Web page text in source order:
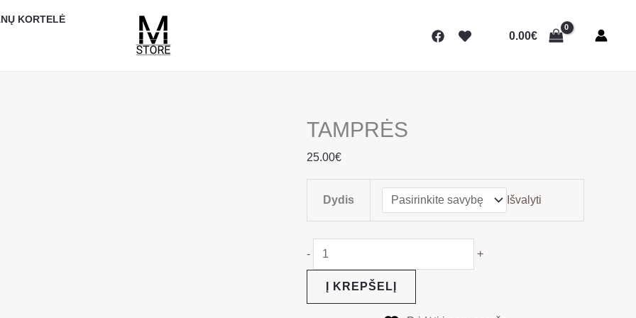
KORTELĖ
0.00€
TAMPRĖS
25.00€
Dydis Išvalyti
- +
Į KREPŠELĮ